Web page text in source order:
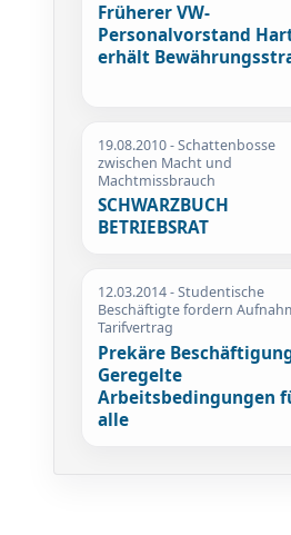
Früherer VW-
Personalvorstand
erhält
19.08.2010- Schattenbosse
zwischen Macht und
Machtmissbrauch
SCHWARZBUCH
BETRIEBSRAT
12.03.2014- Studentische
Beschäftigte fordern
Tarifvertrag
Prekäre
Geregelte
Arbeitsbedingungen
alle